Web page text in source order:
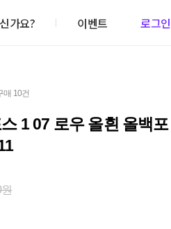
가요? 이벤트 로그인
매 10건
1 07 로우 올흰 올백포